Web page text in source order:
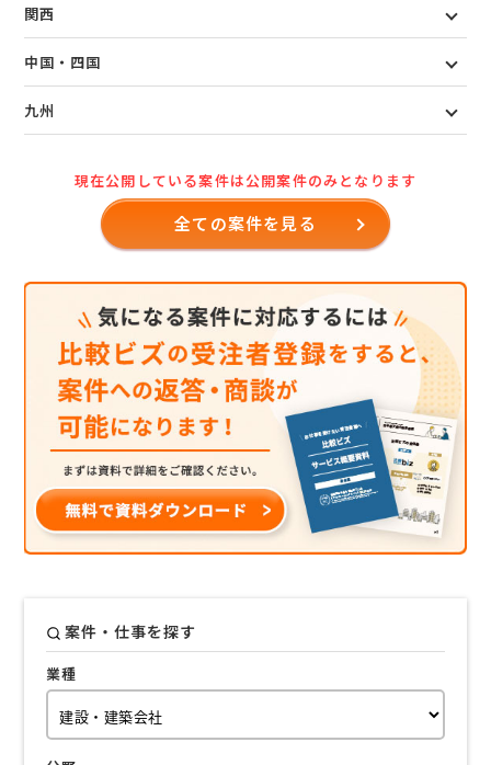
関西
中国・四国
九州
現在公開している案件は公開案件のみとなります
全ての案件を見る
案件・仕事を探す
業種